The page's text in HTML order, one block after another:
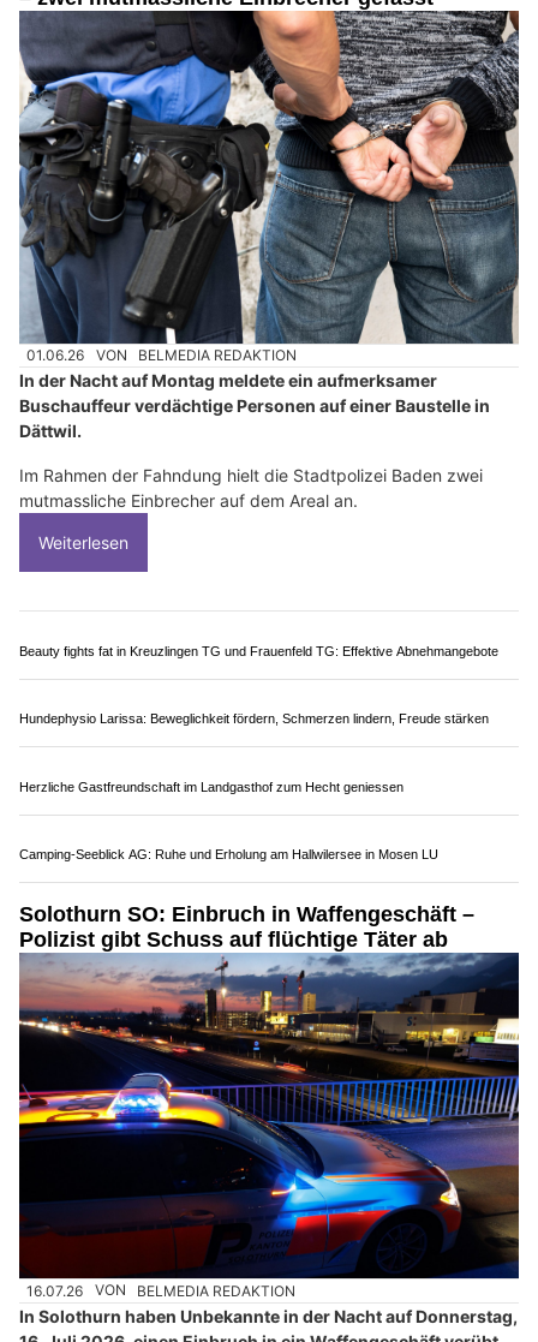
01.06.26 VON BELMEDIA REDAKTION
In der Nacht auf Montag meldete ein aufmerksamer
Buschauffeur verdächtige Personen auf einer Baustelle in
Dättwil.
Im Rahmen der Fahndung hielt die Stadtpolizei Baden zwei
mutmassliche Einbrecher auf dem Areal an.
Weiterlesen
Hundephysio Larissa: Beweglichkeit fördern, Schmerzen lindern, Freude stärken